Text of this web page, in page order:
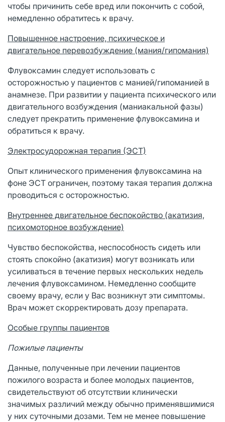
чтобы причинить себе вред или покончить с собой,
немедленно обратитесь к врачу.
Повышенное настроение, психическое и
двигательное перевозбуждение (мания/гипомания)
Флувоксамин следует использовать с
осторожностью у пациентов с манией/гипоманией в
анамнезе. При развитии у пациента психического или
двигательного возбуждения (маниакальной фазы)
следует прекратить применение флувоксамина и
обратиться к врачу.
Электросудорожная терапия (ЭСТ)
Опыт клинического применения флувоксамина на
фоне ЭСТ ограничен, поэтому такая терапия должна
проводиться с осторожностью.
Внутреннее двигательное беспокойство (акатизия,
психомоторное возбуждение)
Чувство беспокойства, неспособность сидеть или
стоять спокойно (акатизия) могут возникать или
усиливаться в течение первых нескольких недель
лечения флувоксамином. Немедленно сообщите
своему врачу, если у Вас возникнут эти симптомы.
Врач может скорректировать дозу препарата.
Особые группы пациентов
Пожилые пациенты
Данные, полученные при лечении пациентов
пожилого возраста и более молодых пациентов,
свидетельствуют об отсутствии клинически
значимых различий между обычно применявшимися
у них суточными дозами. Тем не менее повышение